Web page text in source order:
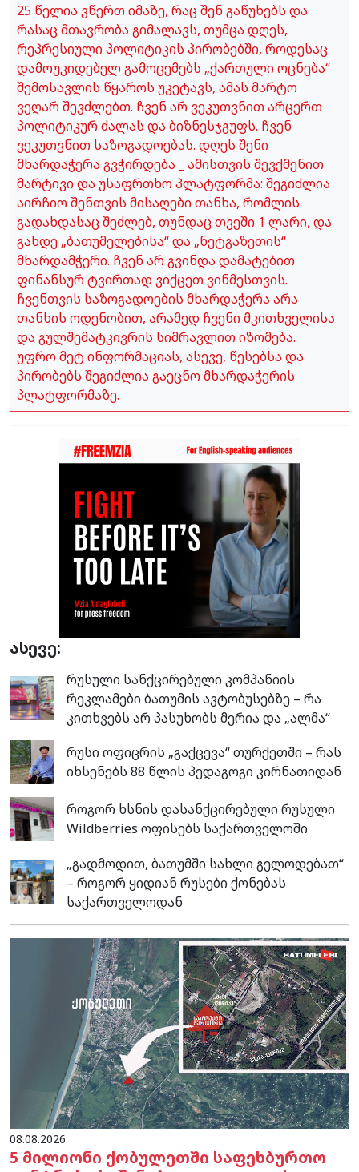
25 წელია ვწერთ იმაზე, რაც შენ გაწუხებს და
რასაც მთავრობა გიმალავს, თუმცა დღეს,
რეპრესიული პოლიტიკის პირობებში, როდესაც
დამოუკიდებელ გამოცემებს „ქართული ოცნება“
შემოსავლის წყაროს უკეტავს, ამას მარტო
ვეღარ შევძლებთ. ჩვენ არ ვეკუთვნით არცერთ
პოლიტიკურ ძალას და ბიზნესჯგუფს. ჩვენ
ვეკუთვნით საზოგადოებას. დღეს შენი
მხარდაჭერა გვჭირდება _ ამისთვის შევქმენით
მარტივი და უსაფრთხო პლატფორმა: შეგიძლია
აირჩიო შენთვის მისაღები თანხა, რომლის
გადახდასაც შეძლებ, თუნდაც თვეში 1 ლარი, და
გახდე „ბათუმელებისა“ და „ნეტგაზეთის“
მხარდამჭერი. ჩვენ არ გვინდა დამატებით
ფინანსურ ტვირთად ვიქცეთ ვინმესთვის.
ჩვენთვის საზოგადოების მხარდაჭერა არა
თანხის ოდენობით, არამედ ჩვენი მკითხველისა
და გულშემატკივრის სიმრავლით იზომება.
უფრო მეტ ინფორმაციას, ასევე, წესებსა და
პირობებს შეგიძლია გაეცნო მხარდაჭერის
პლატფორმაზე.
ასევე:
რუსული სანქცირებული კომპანიის
რეკლამები ბათუმის ავტობუსებზე – რა
კითხვებს არ პასუხობს მერია და „ალმა“
რუსი ოფიცრის „გაქცევა“ თურქეთში – რას
იხსენებს 88 წლის პედაგოგი კირნათიდან
როგორ ხსნის დასანქცირებული რუსული
Wildberries ოფისებს საქართველოში
„გადმოდით, ბათუმში სახლი გელოდებათ“
– როგორ ყიდიან რუსები ქონებას
საქართველოდან
08.08.2026
5 მილიონი ქობულეთში საფეხბურთო